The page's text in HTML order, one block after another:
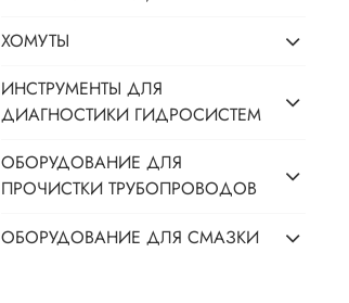
ХОМУТЫ
ИНСТРУМЕНТЫ ДЛЯ
ДИАГНОСТИКИ ГИДРОСИСТЕМ
ОБОРУДОВАНИЕ ДЛЯ
ПРОЧИСТКИ ТРУБОПРОВОДОВ
ОБОРУДОВАНИЕ ДЛЯ СМАЗКИ